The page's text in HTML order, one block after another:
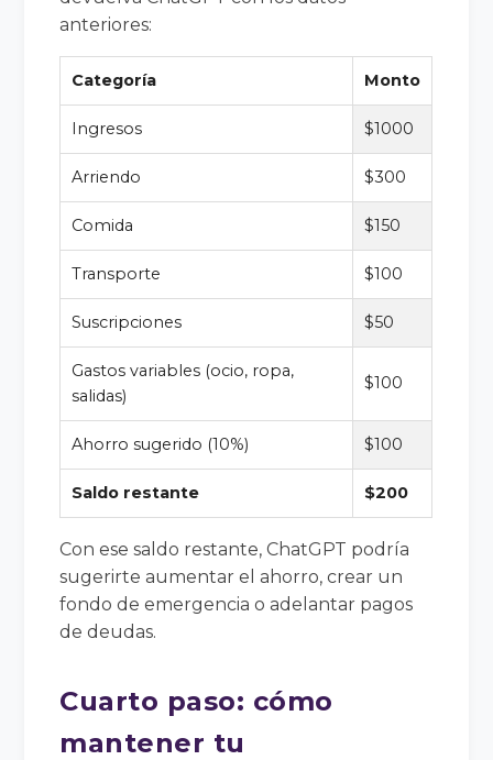
anteriores:
Categoría Monto
Ingresos $1000
Arriendo $300
Comida $150
Transporte $100
Suscripciones $50
Gastos variables (ocio, ropa,
salidas)
$100
Ahorro sugerido (10%) $100
Saldo restante $200
Con ese saldo restante, ChatGPT podría
sugerirte aumentar el ahorro, crear un
fondo de emergencia o adelantar pagos
de deudas.
Cuarto paso: cómo
mantener tu